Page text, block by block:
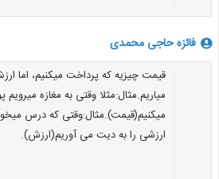
فائزه حاجی محمدی
قیمت چیزیه که پرداخت میکنیم، اما
میاریم.مثال:مثلا وقتی به مغازه میرویم
میکنیم(قیمت).مثال:وقتی که درس
ارزشی را به دیت می آوریم(ارزش).